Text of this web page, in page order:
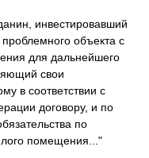
инвестировавший
проблемного объекта с
для дальнейшего
свои
в соответствии с
договору, и по
по
помещения..."